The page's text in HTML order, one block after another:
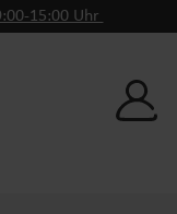
15:00 Uhr